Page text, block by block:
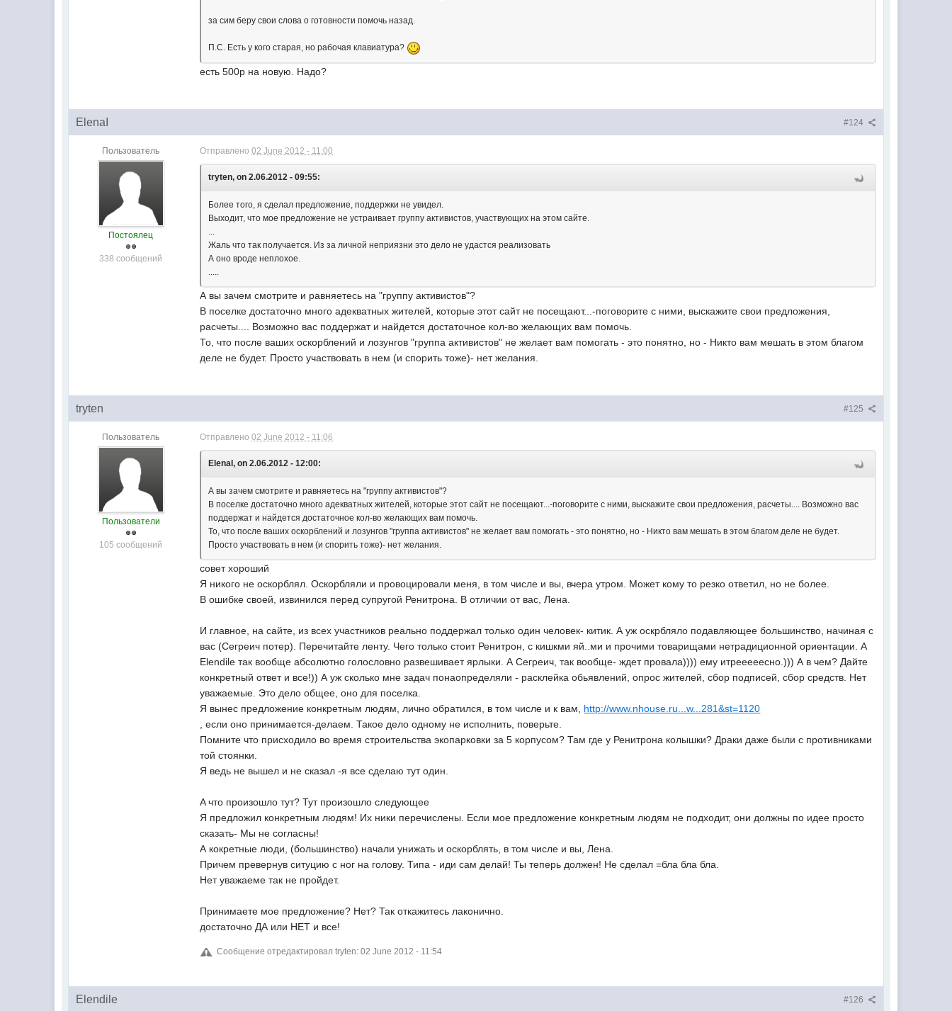
за сим беру свои слова о готовности помочь назад.
П.С. Есть у кого старая, но рабочая клавиатура?
есть 500р на новую. Надо?
#124
ElenaI
Пользователь
Постоялец
338 сообщений
Отправлено02 June 2012 - 11:00
tryten, on 2.06.2012 - 09:55:
Более того, я сделал предложение, поддержки не увидел.
Выходит, что мое предложение не устраивает группу активистов, участвующих на этом сайте.
...
Жаль что так получается. Из за личной неприязни это дело не удастся реализовать
А оно вроде неплохое.
.....
А вы зачем смотрите и равняетесь на "группу активистов"?
В поселке достаточно много адекватных жителей, которые этот сайт не посещают...-поговорите с ними, выскажите свои предложения,
расчеты.... Возможно вас поддержат и найдется достаточное кол-во желающих вам помочь.
То, что после ваших оскорблений и лозунгов "группа активистов" не желает вам помогать - это понятно, но - Никто вам мешать в этом благом
деле не будет. Просто участвовать в нем (и спорить тоже)- нет желания.
#125
tryten
Пользователь
Пользователи
105 сообщений
Отправлено02 June 2012 - 11:06
ElenaI, on 2.06.2012 - 12:00:
А вы зачем смотрите и равняетесь на "группу активистов"?
В поселке достаточно много адекватных жителей, которые этот сайт не посещают...-поговорите с ними, выскажите свои предложения, расчеты.... Возможно вас
поддержат и найдется достаточное кол-во желающих вам помочь.
То, что после ваших оскорблений и лозунгов "группа активистов" не желает вам помогать - это понятно, но - Никто вам мешать в этом благом деле не будет.
Просто участвовать в нем (и спорить тоже)- нет желания.
совет хороший
Я никого не оскорблял. Оскорбляли и провоцировали меня, в том числе и вы, вчера утром. Может кому то резко ответил, но не более.
В ошибке своей, извинился перед супругой Ренитрона. В отличии от вас, Лена.
И главное, на сайте, из всех участников реально поддержал только один человек- китик. А уж оскрбляло подавляющее большинство, начиная с
вас (Сегреич потер). Перечитайте ленту. Чего только стоит Ренитрон, с кишкми яй..ми и прочими товарищами нетрадиционной ориентации. А
Elendile так вообще абсолютно голословно развешивает ярлыки. А Сегреич, так вообще- ждет провала)))) ему итрееееесно.))) А в чем? Дайте
конкретный ответ и все!)) А уж сколько мне задач понаопределяли - расклейка обьявлений, опрос жителей, сбор подписей, сбор средств. Нет
уважаемые. Это дело общее, оно для поселка.
Я вынес предложение конкретным людям, лично обратился, в том числе и к вам, http://www.nhouse.ru...w...281&st=1120
, если оно принимается-делаем. Такое дело одному не исполнить, поверьте.
Помните что присходило во время строительства экопарковки за 5 корпусом? Там где у Ренитрона колышки? Драки даже были с противниками
той стоянки.
Я ведь не вышел и не сказал -я все сделаю тут один.
A что произошло тут? Тут произошло следующее
Я предложил конкретным людям! Их ники перечислены. Если мое предложение конкретным людям не подходит, они должны по идее просто
сказать- Мы не согласны!
А кокретные люди, (большинство) начали унижать и оскорблять, в том числе и вы, Лена.
Причем превернув ситуцию с ног на голову. Типа - иди сам делай! Ты теперь должен! Не сделал =бла бла бла.
Нет уважаеме так не пройдет.
Принимаете мое предложение? Нет? Так откажитесь лаконично.
достаточно ДА или НЕТ и все!
Сообщение отредактировал tryten: 02 June 2012 - 11:54
#126
Elendile